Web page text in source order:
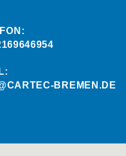
BREMEN.DE